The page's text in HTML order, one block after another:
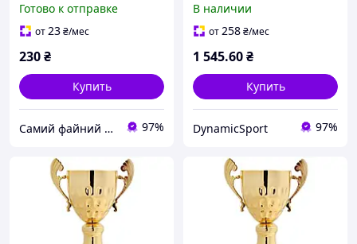
Готово к отправке
от23₴/мес
230₴
Купить
Самий файний магазин 97%
В наличии
от258₴/мес
1 545.60₴
Купить
DynamicSport 97%